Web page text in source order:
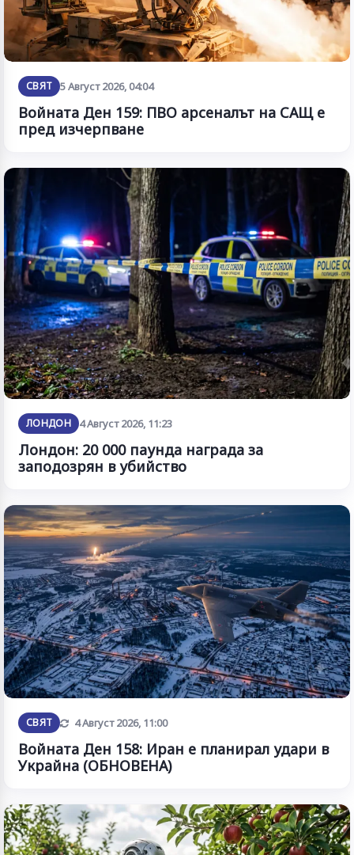
СВЯТ 5 Август 2026, 04:04
Войната Ден 159: ПВО арсеналът на САЩ е
пред изчерпване
ЛОНДОН 4 Август 2026, 11:23
Лондон: 20 000 паунда награда за
заподозрян в убийство
СВЯТ Обновена
4 Август 2026, 11:00
Войната Ден 158: Иран е планирал удари в
Украйна (ОБНОВЕНА)